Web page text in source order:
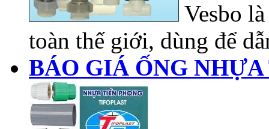
Vesbo
toàn thế giới, dùng để
BÁO GIÁ ỐNG